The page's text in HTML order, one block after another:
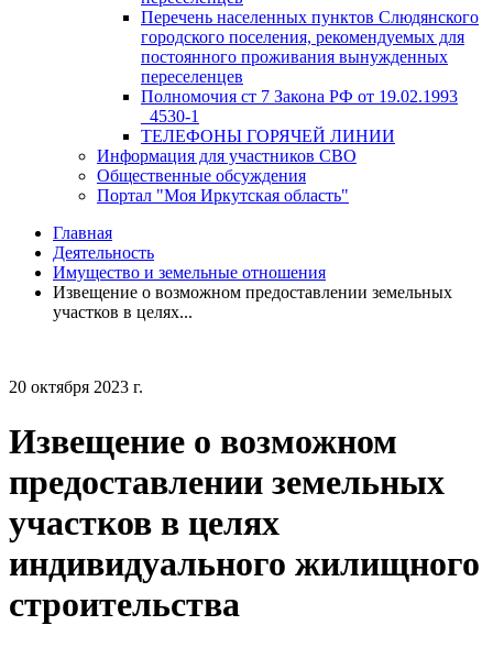
Перечень населенных пунктов Слюдянского
городского поселения, рекомендуемых для
постоянного проживания вынужденных
переселенцев
Полномочия ст 7 Закона РФ от 19.02.1993
_4530-1
ТЕЛЕФОНЫ ГОРЯЧЕЙ ЛИНИИ
Информация для участников СВО
Общественные обсуждения
Портал "Моя Иркутская область"
Главная
Деятельность
Имущество и земельные отношения
Извещение о возможном предоставлении земельных
участков в целях...
20 октября 2023 г.
Извещение о возможном
предоставлении земельных
участков в целях
индивидуального жилищного
строительства